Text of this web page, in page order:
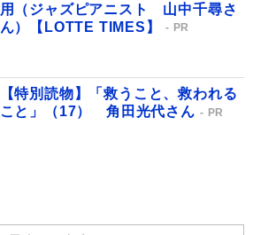
用（ジャズピアニスト 山中千尋さ
ん）【LOTTE TIMES】
PR
【特別読物】「救うこと、救われる
こと」（17） 角田光代さん
PR